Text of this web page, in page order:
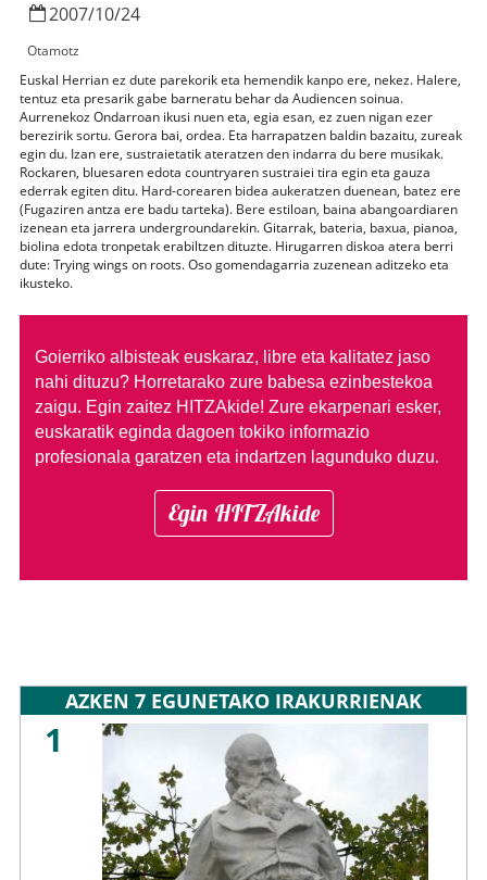
2007/10/24
Otamotz
Euskal Herrian ez dute parekorik eta hemendik kanpo ere, nekez. Halere,
tentuz eta presarik gabe barneratu behar da Audiencen soinua.
Aurrenekoz Ondarroan ikusi nuen eta, egia esan, ez zuen nigan ezer
berezirik sortu. Gerora bai, ordea. Eta harrapatzen baldin bazaitu, zureak
egin du. Izan ere, sustraietatik ateratzen den indarra du bere musikak.
Rockaren, bluesaren edota countryaren sustraiei tira egin eta gauza
ederrak egiten ditu. Hard-corearen bidea aukeratzen duenean, batez ere
(Fugaziren antza ere badu tarteka). Bere estiloan, baina abangoardiaren
izenean eta jarrera undergroundarekin. Gitarrak, bateria, baxua, pianoa,
biolina edota tronpetak erabiltzen dituzte. Hirugarren diskoa atera berri
dute: Trying wings on roots. Oso gomendagarria zuzenean aditzeko eta
ikusteko.
Goierriko albisteak euskaraz, libre eta kalitatez jaso
nahi dituzu? Horretarako zure babesa ezinbestekoa
zaigu. Egin zaitez HITZAkide! Zure ekarpenari esker,
euskaratik eginda dagoen tokiko informazio
profesionala garatzen eta indartzen lagunduko duzu.
Egin HITZAkide
AZKEN 7 EGUNETAKO IRAKURRIENAK
1